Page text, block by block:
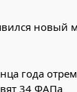
новый
года
34 ФАПа